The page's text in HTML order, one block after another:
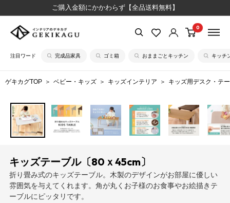
ご購入金額にかかわらず【全品送料無料】
【公
イ
テ
ア
の
ゲ
カ
グ
0
注目ワード 完成品家具 ゴミ箱 おままごとキッチン キッチ
ゲキカグTOP ベビー・キッズ キッズインテリア キッズ用デスク・テ
キッズテーブル〔80ｘ45cm〕
折り畳み式のキッズテーブル。木製のデザインがお部屋に優しい
雰囲気を与えてくれます。角が丸くお子様のお食事やお絵描きテ
ーブルにピッタリです。